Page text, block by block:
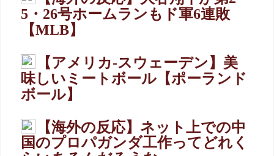
5・26号ホームランもド軍6連敗
【MLB】
【アメリカ-スウェーデン】美
味しいミートボール【ポーランド
ボール】
【海外の反応】ネット上での中
国のプロパガンダ工作ってどれく